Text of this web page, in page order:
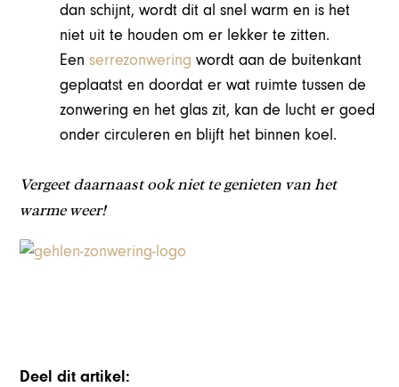
dan schijnt, wordt dit al snel warm en is het
niet uit te houden om er lekker te zitten.
Eenserrezonwering wordt aan de buitenkant
geplaatst en doordat er wat ruimte tussen de
zonwering en het glas zit, kan de lucht er goed
onder circuleren en blijft het binnen koel.
Vergeet daarnaast ook niet te genieten van het
warme weer!
Deel dit artikel: